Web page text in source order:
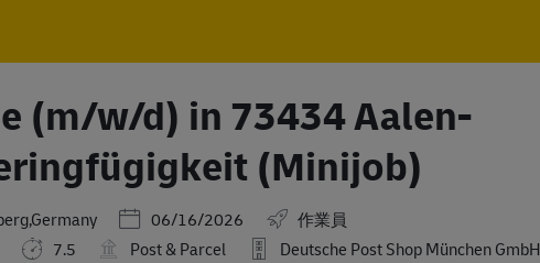
(m/w/d) in 73434 Aalen-
(Minijob)
Posted Date
06/16/2026
作業員
7.5 Post & Parcel
Deutsche Post Shop München GmbH